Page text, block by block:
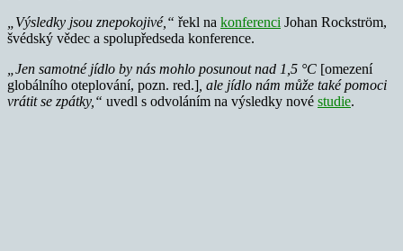
„Výsledky jsou znepokojivé,“ řekl na konferenci Johan Rockström,
švédský vědec a spolupředseda konference.
„Jen samotné jídlo by nás mohlo posunout nad 1,5 °C [omezení
globálního oteplování, pozn. red.] , ale jídlo nám může také pomoci
vrátit se zpátky,“ uvedl s odvoláním na výsledky nové studie.